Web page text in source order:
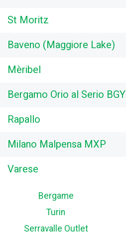
St Moritz
Baveno (Maggiore Lake)
Mèribel
Bergamo Orio al Serio BGY
Rapallo
Milano Malpensa MXP
Varese
Bergame
Turin
Serravalle Outlet